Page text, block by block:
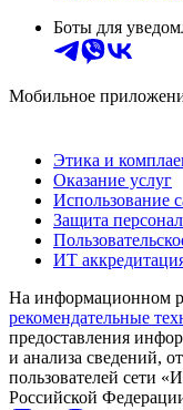
Боты для
Мобильное
Этика и
Оказание услуг
Использование
Защита
ИТ
На информационном
рекомендательные
предоставления
и анализа сведений,
пользователей сети
Российской